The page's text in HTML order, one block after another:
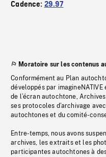
Cadence: 29.97
Moratoire sur les contenus
Conformément au Plan
développés par
de l’écran autochtone,
ses protocoles d’archivage
autochtones et du comité-
Entre-temps, nous avons
archives, les extraits et les
participantes autochtones à